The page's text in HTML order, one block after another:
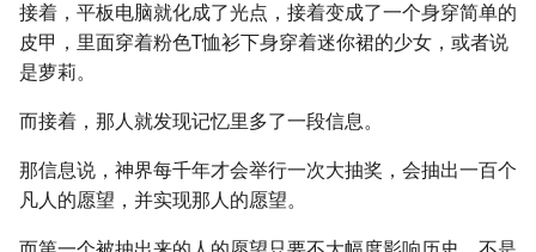
接着，平板电脑就化成了光点，接着变成了一个身穿简单的
皮甲，里面穿着粉色T恤衫下身穿着迷你裙的少女，或者说
是萝莉。
而接着，那人就发现记忆里多了一段信息。
那信息说，神界每千年才会举行一次大抽奖，会抽出一百个
凡人的愿望，并实现那人的愿望。